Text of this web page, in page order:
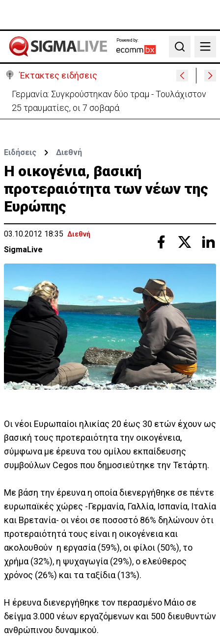
Powered by:
Search
Έκτακτες ειδήσεις
Γερμανία: Συγκρούστηκαν δύο τραμ - Τουλάχιστον
25 τραυματίες, οι 7 σοβαρά
Ειδήσεις Διεθνή
Η οικογένια, βασική
προτεραιότητα των νέων της
Ευρώπης
03.10.2012 18:35 Διεθνή
SigmaLive
Οι νέοι Ευρωπαίοι ηλικίας 20 έως 30 ετών έχουν ως
βασική τους προτεραιότητα την οικογένεια,
σύμφωνα με έρευνα του ομίλου εκπαίδευσης
συμβούλων Cegos που δημοσιεύτηκε την Τετάρτη.
Με βάση την έρευνα η οποία διενεργήθηκε σε πέντε
ευρωπαϊκές χώρες -Γερμανία, Γαλλία, Ισπανία, Ιταλία
και Βρετανία- οι νέοι σε ποσοστό 86% δηλώνουν ότι
προτεραιότητά τους είναι η οικογένεια και
ακολουθούν η εργασία (59%), οι φίλοι (50%), το
χρήμα (32%), η ψυχαγωγία (29%), ο ελεύθερος
χρόνος (26%) και τα ταξίδια (13%).
Η έρευνα διενεργήθηκε τον περασμένο Μάιο σε
δείγμα 3.000 νέων εργαζόμενων και 500 διευθυντών
ανθρώπινου δυναμικού.